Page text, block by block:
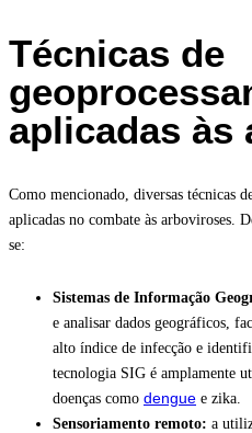
Técnicas de
aplicadas às
Como mencionado, diversas técnicas
aplicadas no combate às arboviroses.
se:
Sistemas de Informação
e analisar dados geográficos,
alto índice de infecção e
tecnologia SIG é amplamente
doenças como dengue e zika.
Sensoriamento remoto: a